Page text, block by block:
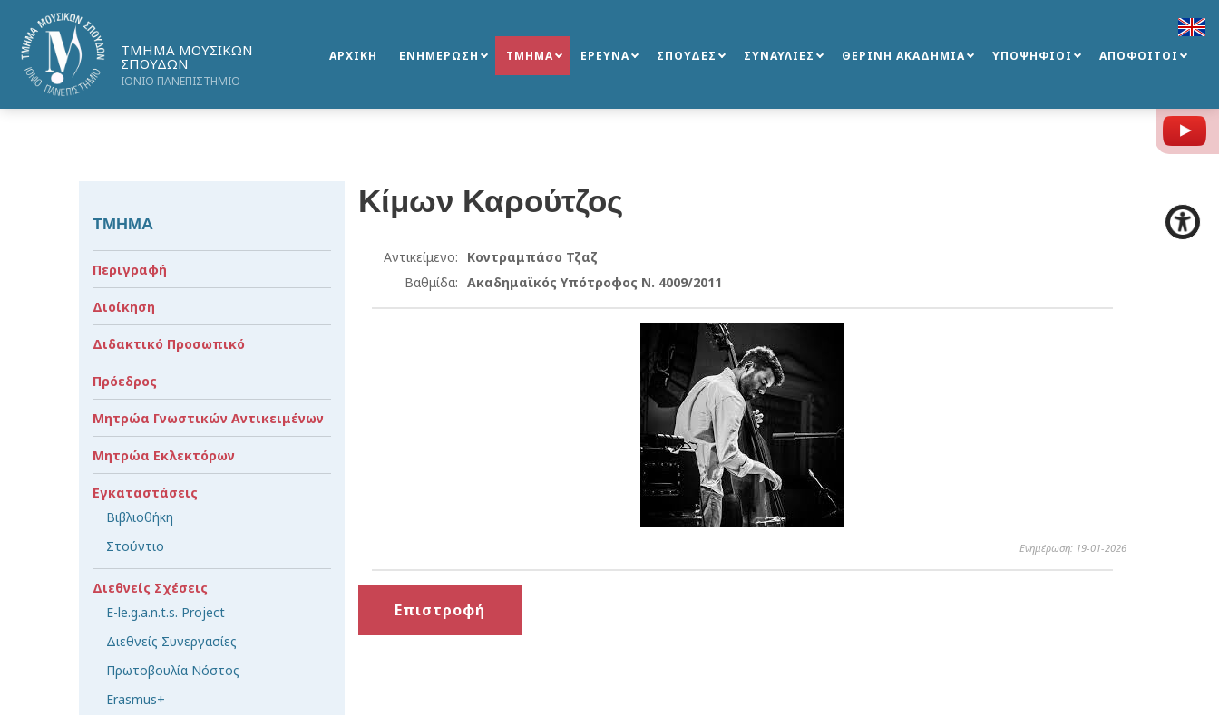
ΤΜΗΜΑ ΜΟΥΣΙΚΩΝ
ΣΠΟΥΔΩΝ
ΙΟΝΙΟ ΠΑΝΕΠΙΣΤΗΜΙΟ
ΑΡΧΙΚΗ ΕΝΗΜΕΡΩΣΗ ΤΜΗΜΑ ΕΡΕΥΝΑ ΣΠΟΥΔΕΣ ΣΥΝΑΥΛΙΕΣ ΘΕΡΙΝΗ ΑΚΑΔΗΜΙΑ ΥΠΟΨΗΦΙΟΙ ΑΠΟΦΟΙΤΟΙ
Κίμων Καρούτζος
Αντικείμενο:
Κοντραμπάσο Τζαζ
Βαθμίδα: Ακαδημαϊκός Υπότροφος Ν. 4009/2011
Ενημέρωση: 19-01-2026
Επιστροφή
ΤΜΗΜΑ
Περιγραφή
Διοίκηση
Διδακτικό Προσωπικό
Πρόεδρος
Μητρώα Γνωστικών Αντικειμένων
Μητρώα Εκλεκτόρων
Εγκαταστάσεις
Βιβλιοθήκη
Στούντιο
Διεθνείς Σχέσεις
E-le.g.a.n.t.s. Project
Διεθνείς Συνεργασίες
Πρωτοβουλία Νόστος
Erasmus+